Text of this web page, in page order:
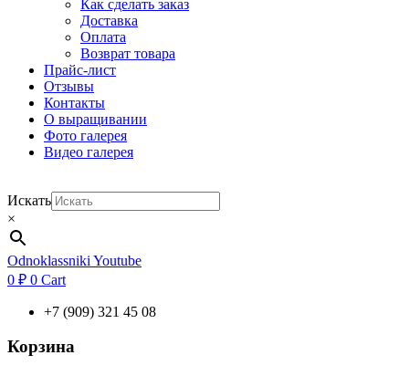
Как сделать заказ
Доставка
Оплата
Возврат товара
Прайс-лист
Отзывы
Контакты
О выращивании
Фото галерея
Видео галерея
Искать
×
Odnoklassniki Youtube
0 ₽ 0 Cart
+7 (909) 321 45 08
Корзина